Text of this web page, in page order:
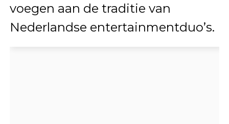
voegen aan de traditie van
Nederlandse entertainmentduo’s.